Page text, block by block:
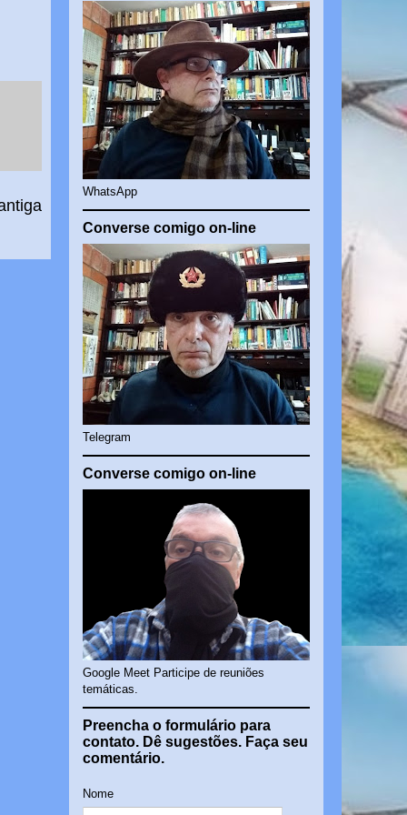
WhatsApp
Converse comigo on-line
Telegram
Converse comigo on-line
Google Meet Participe de reuniões
temáticas.
Preencha o formulário para
contato. Dê sugestões. Faça seu
comentário.
Nome